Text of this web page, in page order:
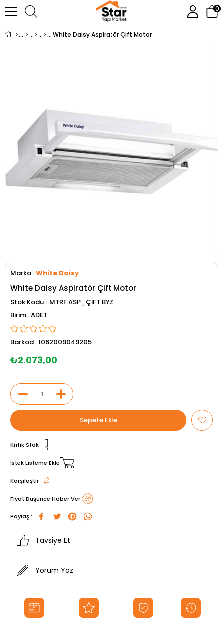
0
White Daisy Aspiratör Çift Motor
Marka :White Daisy
White Daisy Aspiratör Çift Motor
Stok Kodu
MTRF.ASP_ÇİFT BYZ
ADET
Barkod :1062009049205
₺2.073,00
Kritik Stok
İstek Listeme Ekle
Karşılaştır
Fiyat Düşünce Haber Ver
Paylaş :
Tavsiye Et
Yorum Yaz